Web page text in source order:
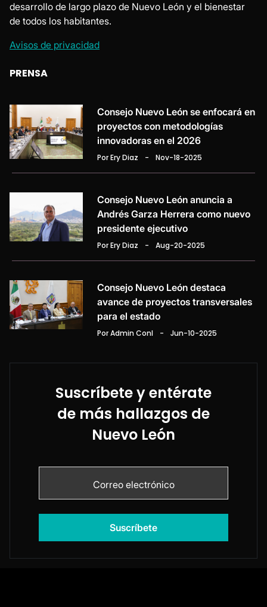
desarrollo de largo plazo de Nuevo León y el bienestar
de todos los habitantes.
Avisos de privacidad
PRENSA
Consejo Nuevo León se enfocará en
proyectos con metodologías
innovadoras en el 2026
Por Ery Diaz - Nov-18-2025
Consejo Nuevo León anuncia a
Andrés Garza Herrera como nuevo
presidente ejecutivo
Por Ery Diaz - Aug-20-2025
Consejo Nuevo León destaca
avance de proyectos transversales
para el estado
Por Admin Conl - Jun-10-2025
Suscríbete y entérate
de más hallazgos de
Nuevo León